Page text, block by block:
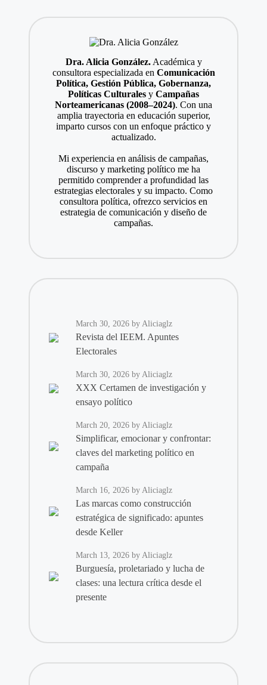
Dra. Alicia González.Académica y
consultora especializada en Comunicación
Política, Gestión Pública, Gobernanza,
Políticas Culturales y Campañas
Norteamericanas (2008–2024). Con una
amplia trayectoria en educación superior,
imparto cursos con un enfoque práctico y
actualizado.
Mi experiencia en análisis de campañas,
discurso y marketing político me ha
permitido comprender a profundidad las
estrategias electorales y su impacto. Como
consultora política, ofrezco servicios en
estrategia de comunicación y diseño de
campañas.
March 30, 2026 by Aliciaglz
Revista del IEEM. Apuntes
Electorales
March 30, 2026 by Aliciaglz
XXX Certamen de investigación y
ensayo político
March 20, 2026 by Aliciaglz
Simplificar, emocionar y confrontar:
claves del marketing político en
campaña
March 16, 2026 by Aliciaglz
Las marcas como construcción
estratégica de significado: apuntes
desde Keller
March 13, 2026 by Aliciaglz
Burguesía, proletariado y lucha de
clases: una lectura crítica desde el
presente